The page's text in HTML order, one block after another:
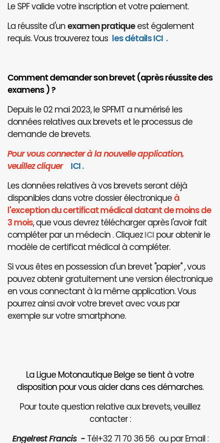
Le SPF valide votre inscription et votre paiement.
La réussite d'un examen pratiqueest également
requis. Vous trouverez tous les détails ICI .
Comment demander son brevet (après réussite des
examens ) ?
Depuis le 02 mai 2023, le SPFMT a numérisé les
données relatives aux brevets et le processus de
demande de brevets.
Pour vous connecter à la nouvelle application,
veuillez cliquer ICI.
Les données relatives à vos brevets seront déjà
disponibles dans votre dossier électronique à
l'exception du certificat médical datant de moins de
3 mois, que vous devrez télécharger après l'avoir fait
compléter par un médecin . CliquezICI pour obtenir le
modèle de certificat médical à compléter.
Si vous êtes en possession d'un brevet "papier" , vous
pouvez obtenir gratuitement une version électronique
en vous connectant à la même application. Vous
pourrez ainsi avoir votre brevet avec vous par
exemple sur votre smartphone.
La Ligue Motonautique Belge se tient à votre
disposition pour vous aider dans ces démarches.
Pour toute question relative aux brevets, veuillez
contacter :
Engelrest Francis -Tél+32 71 70 36 56 ou par Email :